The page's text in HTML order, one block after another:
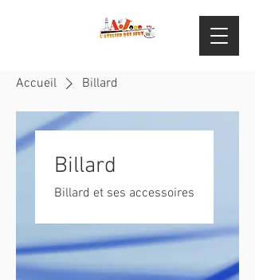
Accueil Billard
Billard
Billard et ses accessoires